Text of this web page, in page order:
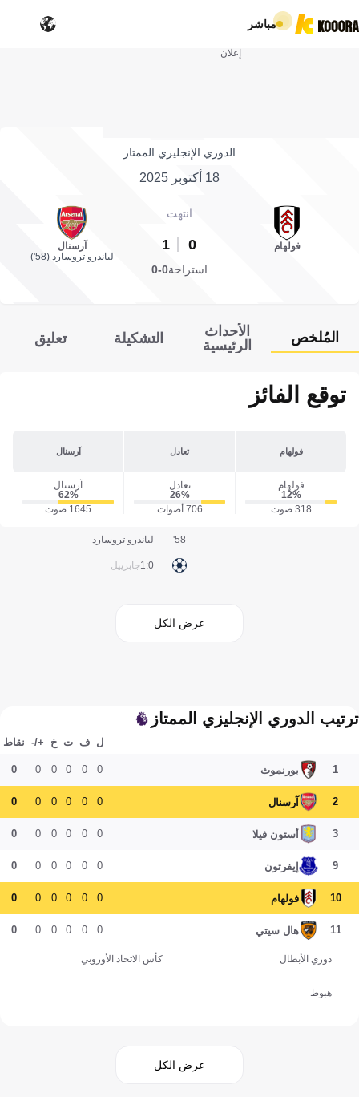
مباشر
إعلان
الدوري الإنجليزي الممتاز
18 أكتوبر 2025
فولهام
انتهت
0
1
آرسنال
لياندرو تروسارد (58')
استراحة0-0
المُلخص
الأحداث
الرئيسية
التشكيلة تعليق
توقع الفائز
فولهام تعادل آرسنال
فولهام
12‎%‎
318 صوت
تعادل
26‎%‎
706 أصوات
آرسنال
62‎%‎
1645 صوت
لياندرو تروسارد
جابرييل0:1
58'
عرض الكل
ترتيب الدوري الإنجليزي الممتاز
ل ف ت خ +/- نقاط
1 بورنموث 0
0
0
0
0
0
2 آرسنال 0
0
0
0
0
0
3 أستون فيلا 0
0
0
0
0
0
9 إيفرتون 0
0
0
0
0
0
10 فولهام 0
0
0
0
0
0
11 هال سيتي 0
0
0
0
0
0
دوري الأبطال كأس الاتحاد الأوروبي
هبوط
عرض الكل